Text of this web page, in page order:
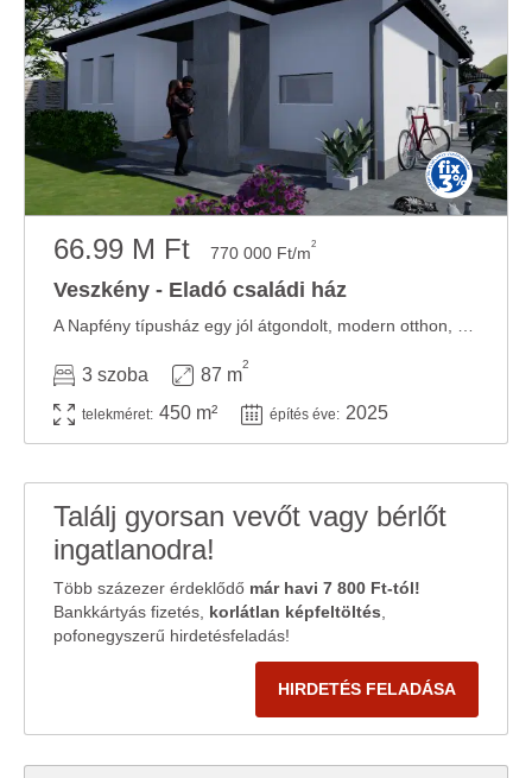
66.99 M Ft 770 000 Ft/m2
Veszkény - Eladó családi ház
3 szoba 87 m
2
telekméret: 450 m² építés éve: 2025
Találj gyorsan vevőt vagy bérlőt
ingatlanodra!
Több százezer érdeklődő már havi 7 800 Ft-tól!
Bankkártyás fizetés, korlátlan képfeltöltés
pofonegyszerű hirdetésfeladás!
HIRDETÉS FELADÁSA